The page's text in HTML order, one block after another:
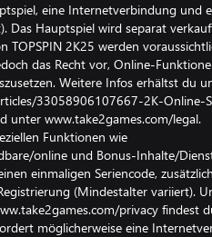
eine Internetverbindung und
Das Hauptspiel wird separat
TOPSPIN 2K25 werden
das Recht vor, Online-
Weitere Infos erhältst du
33058906107667-2K-Online-
unter www.take2games.com/legal.
Funktionen wie
online und Bonus-Inhalte/
einmaligen Seriencode,
(Mindestalter variiert).
privacy findest
möglicherweise eine